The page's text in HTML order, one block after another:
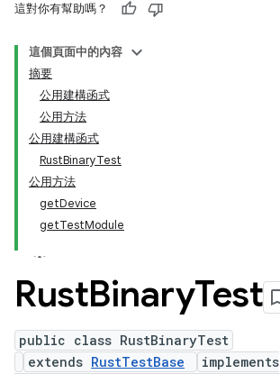
這對你有幫助嗎？
這個頁面中的內容
摘要
公用建構函式
公用方法
公用建構函式
RustBinaryTest
公用方法
getDevice
getTestModule
RustBinaryTest
public class RustBinaryTest
extends RustTestBase
implements